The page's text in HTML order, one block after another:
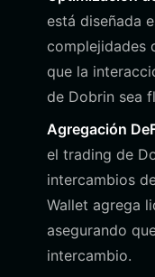
está diseñada
complejidades
que la
de Dobrin sea
Agregación
el trading de
intercambios
Wallet agrega
asegurando
intercambio.